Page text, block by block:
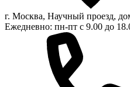
г. Москва, Научный проезд,
Ежедневно: пн-пт с 9.00 до